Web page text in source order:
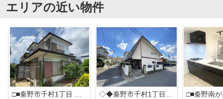
エリアの近い物件
□■秦野市千村1丁目 中古戸建■□
◇◆秦野市千村1丁目 売地◆◇